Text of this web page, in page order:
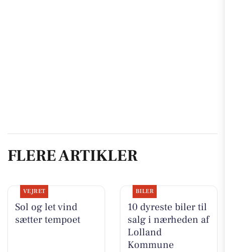
FLERE ARTIKLER
VEJRET
Sol og let vind
sætter tempoet
BILER
10 dyreste biler til
salg i nærheden af
Lolland
Kommune